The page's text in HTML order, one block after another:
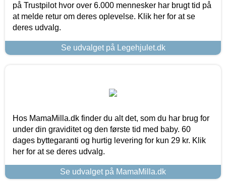
på Trustpilot hvor over 6.000 mennesker har brugt tid på
at melde retur om deres oplevelse. Klik her for at se
deres udvalg.
Se udvalget på Legehjulet.dk
Hos MamaMilla.dk finder du alt det, som du har brug for
under din graviditet og den første tid med baby. 60
dages byttegaranti og hurtig levering for kun 29 kr. Klik
her for at se deres udvalg.
Se udvalget på MamaMilla.dk